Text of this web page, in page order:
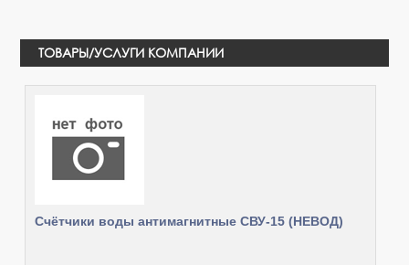
ТОВАРЫ/УСЛУГИ КОМПАНИИ
Cчётчики воды антимагнитные СВУ-15 (НЕВОД)